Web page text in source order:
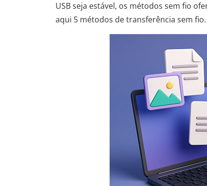
USB seja estável, os métodos sem fio
aqui 5 métodos de transferência sem